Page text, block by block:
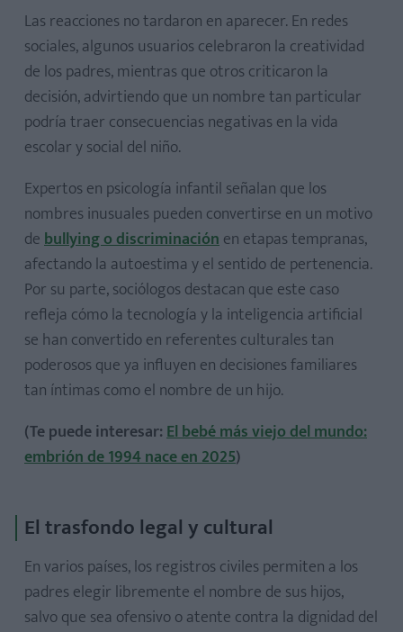
Las reacciones no tardaron en aparecer. En redes
sociales, algunos usuarios celebraron la creatividad
de los padres, mientras que otros criticaron la
decisión, advirtiendo que un nombre tan particular
podría traer consecuencias negativas en la vida
escolar y social del niño.
Expertos en psicología infantil señalan que los
nombres inusuales pueden convertirse en un motivo
debullying o discriminaciónen etapas tempranas,
afectando la autoestima y el sentido de pertenencia.
Por su parte, sociólogos destacan que este caso
refleja cómo la tecnología y la inteligencia artificial
se han convertido en referentes culturales tan
poderosos que ya influyen en decisiones familiares
tan íntimas como el nombre de un hijo.
(Te puede interesar:El bebé más viejo del mundo:
embrión de 1994 nace en 2025)
El trasfondo legal y cultural
En varios países, los registros civiles permiten a los
padres elegir libremente el nombre de sus hijos,
salvo que sea ofensivo o atente contra la dignidad del